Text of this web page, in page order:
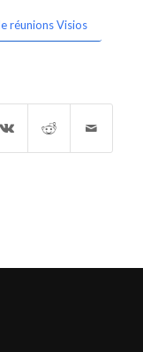
réunions Visios